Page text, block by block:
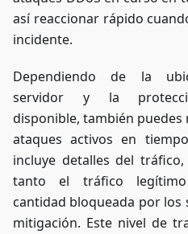
así reaccionar rápido
incidente.
Dependiendo de la
servidor y la
disponible, también
ataques activos en
incluye detalles del
tanto el tráfico
cantidad bloqueada por los
mitigación. Este nivel de